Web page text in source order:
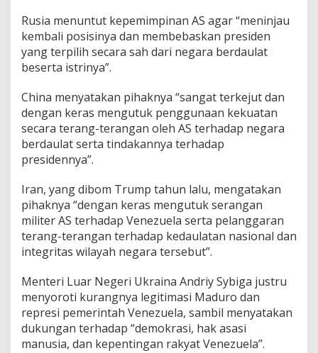
Rusia menuntut kepemimpinan AS agar “meninjau
kembali posisinya dan membebaskan presiden
yang terpilih secara sah dari negara berdaulat
beserta istrinya”.
China menyatakan pihaknya “sangat terkejut dan
dengan keras mengutuk penggunaan kekuatan
secara terang-terangan oleh AS terhadap negara
berdaulat serta tindakannya terhadap
presidennya”.
Iran, yang dibom Trump tahun lalu, mengatakan
pihaknya “dengan keras mengutuk serangan
militer AS terhadap Venezuela serta pelanggaran
terang-terangan terhadap kedaulatan nasional dan
integritas wilayah negara tersebut”.
Menteri Luar Negeri Ukraina Andriy Sybiga justru
menyoroti kurangnya legitimasi Maduro dan
represi pemerintah Venezuela, sambil menyatakan
dukungan terhadap “demokrasi, hak asasi
manusia, dan kepentingan rakyat Venezuela”.